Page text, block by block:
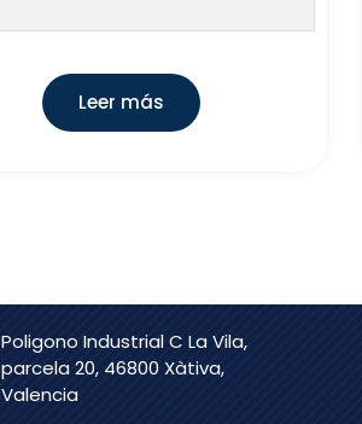
Leer más
Poligono Industrial C La Vila,
parcela 20, 46800 Xàtiva,
Valencia